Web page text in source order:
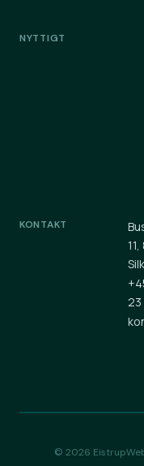
NYTTIGT
KONTAKT
23
© 2026